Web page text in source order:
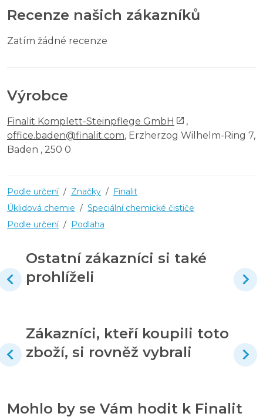
Recenze našich zákazníků
Zatím žádné recenze
Výrobce
Finalit Komplett-Steinpflege GmbH
,
office.baden@finalit.com, Erzherzog Wilhelm-Ring 7,
Baden , 250 0
Podle určení / Značky / Finalit
Úklidová chemie / Speciální chemické čističe
Podle určení / Podlaha
Ostatní zákazníci si také
prohlíželi
Zákazníci, kteří koupili toto
zboží, si rovněž vybrali
Mohlo by se Vám hodit k Finalit